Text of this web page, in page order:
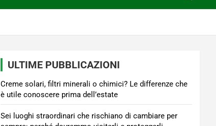
ULTIME PUBBLICAZIONI
Creme solari, filtri minerali o chimici? Le differenze che
è utile conoscere prima dell’estate
Sei luoghi straordinari che rischiano di cambiare per